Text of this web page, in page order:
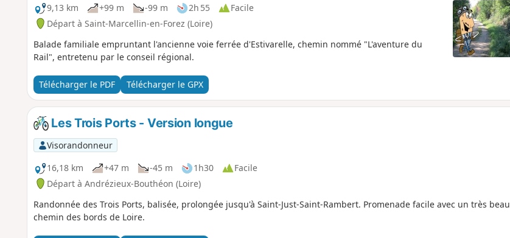
9,13 km
+99 m -99 m 2h 55
Facile
Départ à Saint-Marcellin-en-Forez (Loire)
Balade familiale empruntant l'ancienne voie ferrée d'Estivarelle, chemin nommé "L'aventure du
Rail", entretenu par le conseil régional.
Télécharger le PDF Télécharger le GPX
Les Trois Ports - Version longue
Visorandonneur
16,18 km
+47 m -45 m 1h30
Facile
Départ à Andrézieux-Bouthéon (Loire)
Randonnée des Trois Ports, balisée, prolongée jusqu'à Saint-Just-Saint-Rambert. Promenade facile avec un très beau
chemin des bords de Loire.